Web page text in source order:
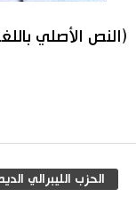
(النص الأصلي
الحزب الليبرالي